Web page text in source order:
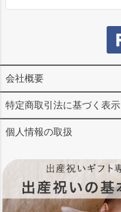
会社概要
特定商取引法に基づく表示
個人情報の取扱